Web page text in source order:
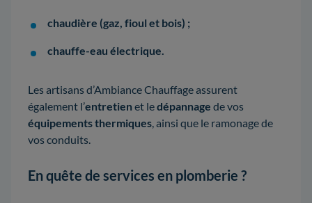
chaudière (gaz, fioul et bois) ;
chauffe-eau électrique.
Les artisans d’Ambiance Chauffage assurent
également l’entretienet ledépannage de vos
équipements thermiques, ainsi que le ramonage de
vos conduits.
En quête de services en plomberie ?